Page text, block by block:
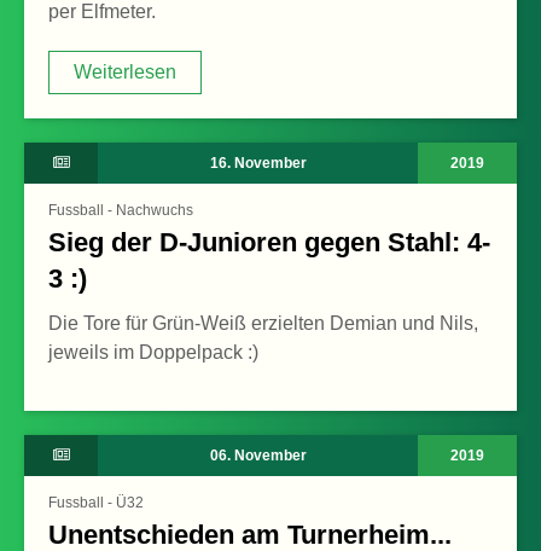
per Elfmeter.
Weiterlesen
16. November 2019
Fussball - Nachwuchs
Sieg der D-Junioren gegen Stahl: 4-
3 :)
Die Tore für Grün-Weiß erzielten Demian und Nils,
jeweils im Doppelpack :)
06. November 2019
Fussball - Ü32
Unentschieden am Turnerheim...